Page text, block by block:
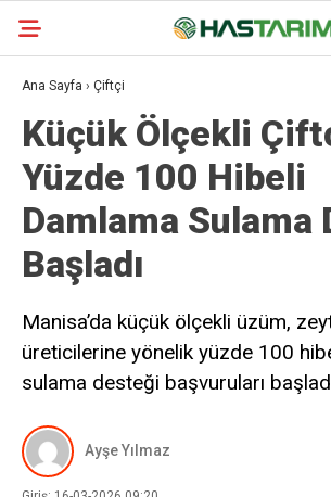
Ana Sayfa › Çiftçi
Küçük Ölçekli
Yüzde 100 Hibeli
Damlama Sulama
Başladı
Manisa’da küçük ölçekli üzüm,
üreticilerine yönelik yüzde 100
sulama desteği başvuruları
Ayşe Yılmaz